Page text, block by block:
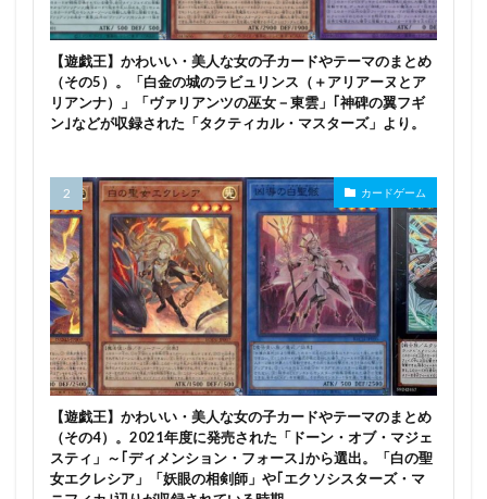
【遊戯王】かわいい・美人な女の子カードやテーマのまとめ
（その5）。「白金の城のラビュリンス（＋アリアーヌとア
リアンナ）」「ヴァリアンツの巫女－東雲」｢神碑の翼フギ
ン｣などが収録された「タクティカル・マスターズ」より。
カードゲーム
【遊戯王】かわいい・美人な女の子カードやテーマのまとめ
（その4）。2021年度に発売された「ドーン・オブ・マジェ
スティ」～｢ディメンション・フォース｣から選出。「白の聖
女エクレシア」「妖眼の相剣師」や｢エクソシスターズ・マ